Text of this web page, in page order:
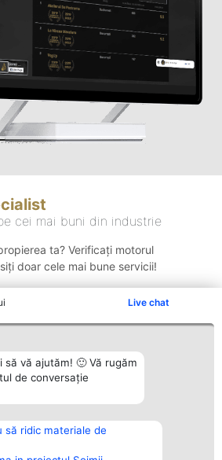
Live chat
vă ajutăm! 🙂 Vă rugăm
de conversație
să ridic materiale de
cei mai buni din industrie
ta? Verificați motorul
doar cele mai bune servicii!
Plebiscyt
Lista Tuturor
Contact